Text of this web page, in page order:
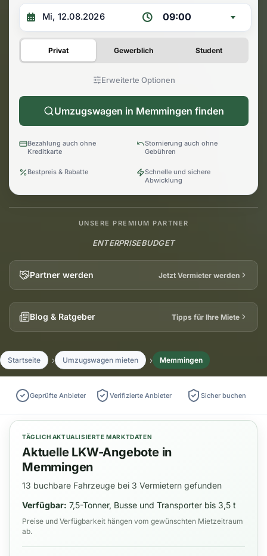
09:00
Privat Gewerblich Student
Erweiterte Optionen
Umzugswagen in Memmingen finden
Bezahlung auch ohne
Kreditkarte
Stornierung auch ohne
Gebühren
Bestpreis & Rabatte
Schnelle und sichere
Abwicklung
UNSERE PREMIUM PARTNER
ENTERPRISEBUDGET
Partner werden Jetzt Vermieter werden
Blog & Ratgeber Tipps für Ihre Miete
Startseite Umzugswagen mieten Memmingen
Geprüfte Anbieter Verifizierte Anbieter Sicher buchen
TÄGLICH AKTUALISIERTE MARKTDATEN
Aktuelle LKW-Angebote in
Memmingen
13 buchbare Fahrzeuge bei 3 Vermietern gefunden
Verfügbar: 7,5-Tonner, Busse und Transporter bis 3,5 t
Preise und Verfügbarkeit hängen vom gewünschten Mietzeitraum
ab.